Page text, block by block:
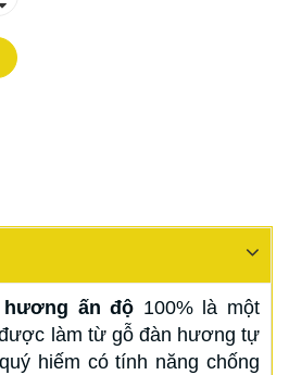
ấn độ 100% là một
làm từ gỗ đàn hương tự
hiếm có tính năng chống